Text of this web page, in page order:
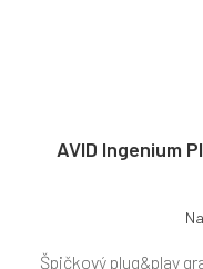
AVID Ingenium
Špičkový plug&play